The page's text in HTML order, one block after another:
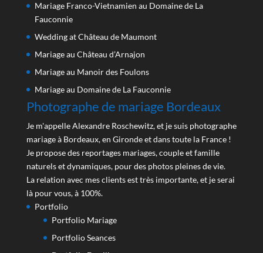
Mariage Franco-Vietnamien au Domaine de La
Fauconnie
Wedding at Château de Maumont
Mariage au Château d’Arnajon
Mariage au Manoir des Foulons
Mariage au Domaine de La Fauconnie
Photographe de mariage Bordeaux
Je m'appelle Alexandre Roschewitz, et je suis photographe
mariage à Bordeaux, en Gironde et dans toute la France !
Je propose des reportages mariages, couple et famille
naturels et dynamiques, pour des photos pleines de vie.
La relation avec mes clients est très importante, et je serai
là pour vous, à 100%.
Portfolio
Portfolio Mariage
Portfolio Seances